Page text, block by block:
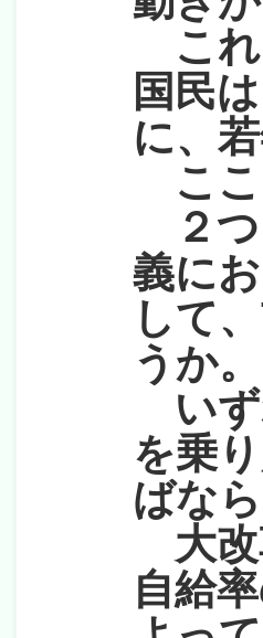
これ
国民
に、
ここ
２つ
義に
して
うか。
いず
を乗
ばなら
大改
自給